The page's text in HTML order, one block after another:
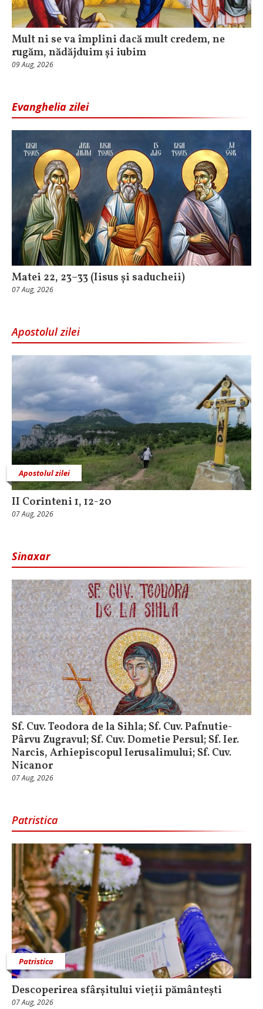
Mult ni se va împlini dacă mult credem, ne
rugăm, nădăjduim și iubim
09 Aug, 2026
Evanghelia zilei
Matei 22, 23–33 (Iisus și saducheii)
07 Aug, 2026
Apostolul zilei
Apostolul zilei
II Corinteni 1, 12-20
07 Aug, 2026
Sinaxar
Sf. Cuv. Teodora de la Sihla; Sf. Cuv. Pafnutie-
Pârvu Zugravul; Sf. Cuv. Dometie Persul; Sf. Ier.
Narcis, Arhiepiscopul Ierusalimului; Sf. Cuv.
Nicanor
07 Aug, 2026
Patristica
Patristica
Descoperirea sfârșitului vieții pământești
07 Aug, 2026